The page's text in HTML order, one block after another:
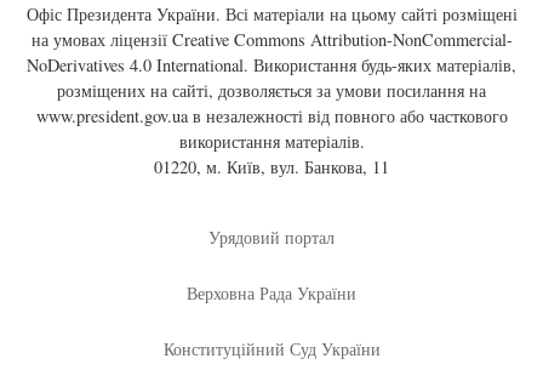
Офіс Президента України. Всі матеріали на цьому сайті розміщені
на умовах ліцензії Creative Commons Attribution-NonCommercial-
NoDerivatives 4.0 International. Використання будь-яких матеріалів,
розміщених на сайті, дозволяється за умови посилання на
www.president.gov.uaв незалежності від повного або часткового
використання матеріалів.
01220, м. Київ, вул. Банкова, 11
Урядовий портал
Верховна Рада України
Конституційний Суд України